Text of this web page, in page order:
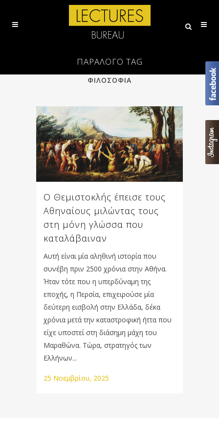
ΠΑΡΑΛΟΓΟ TAG
ΕΠΙΣΤΗΜΗ
ΠΟΙΗΣΗ
ΦΙΛΟΣΟΦΙΑ
Ο Θεμιστοκλής έπεισε τους
Αθηναίους μιλώντας τους
στη μόνη γλώσσα που
καταλάβαιναν
Αυτή είναι μία αληθινή ιστορία που
συνέβη πριν 2500 χρόνια στην Αθήνα.
Ήταν τότε που η υπερδύναμη της
εποχής, η Περσία, επιχειρούσε μία
δεύτερη εισβολή στην Ελλάδα, δέκα
χρόνια μετά την καταστροφική ήττα που
είχε υποστεί στη διάσημη μάχη του
Μαραθώνα. Τώρα, στρατηγός των
Ελλήνων...
25 Νοεμβρίου, 2025